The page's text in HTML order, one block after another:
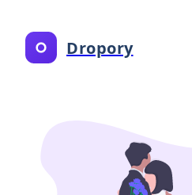
Dropory